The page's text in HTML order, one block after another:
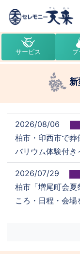
サービス プ
新
2026/08/06
柏市・印西市で葬
バリウム体験付き
2026/07/29
柏市「増尾町会
ころ・日程・会場